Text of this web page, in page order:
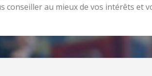
conseiller au mieux de vos intérêts et